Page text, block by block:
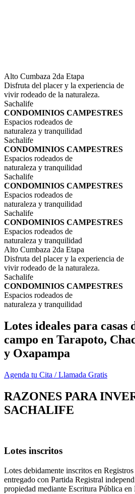
Alto Cumbaza 2da Etapa
Disfruta del placer y la experiencia de
vivir rodeado de la naturaleza.
Sachalife
CONDOMINIOS CAMPESTRES
Espacios rodeados de
naturaleza y tranquilidad
Sachalife
CONDOMINIOS CAMPESTRES
Espacios rodeados de
naturaleza y tranquilidad
Sachalife
CONDOMINIOS CAMPESTRES
Espacios rodeados de
naturaleza y tranquilidad
Sachalife
CONDOMINIOS CAMPESTRES
Espacios rodeados de
naturaleza y tranquilidad
Alto Cumbaza 2da Etapa
Disfruta del placer y la experiencia de
vivir rodeado de la naturaleza.
Sachalife
CONDOMINIOS CAMPESTRES
Espacios rodeados de
naturaleza y tranquilidad
Lotes ideales para casas
campo en Tarapoto,
y Oxapampa
Agenda tu Cita / Llamada Gratis
RAZONES PARA
SACHALIFE
Lotes inscritos
Lotes debidamente inscritos en
entregado con Partida Registral
propiedad mediante Escritura Pública en